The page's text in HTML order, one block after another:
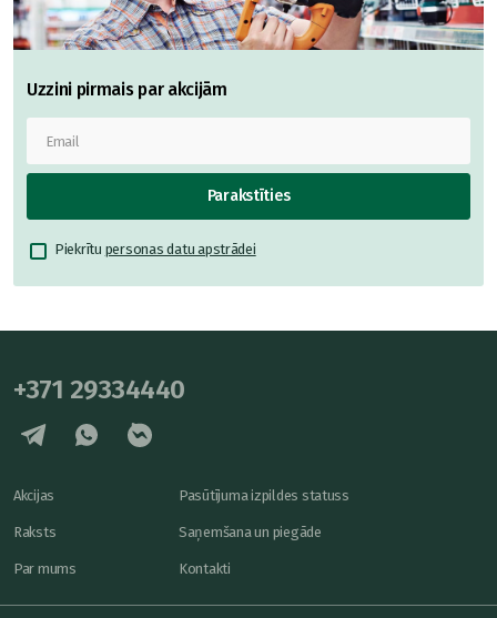
Uzzini pirmais par akcijām
Parakstīties
Piekrītu personas datu apstrādei
+371 29334440
Akcijas
Raksts
Par mums
Pasūtījuma izpildes statuss
Saņemšana un piegāde
Kontakti